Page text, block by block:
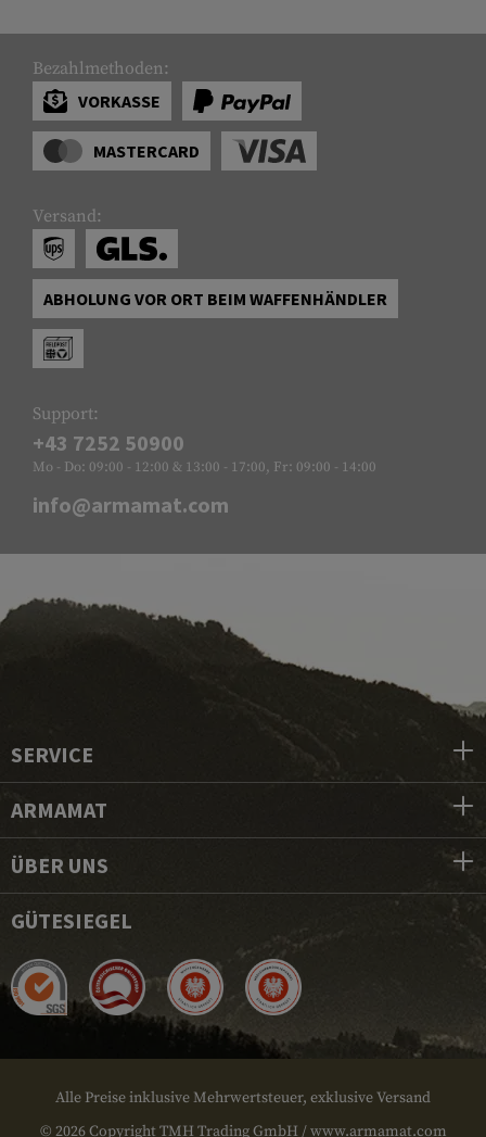
Bezahlmethoden:
VORKASSE
MASTERCARD
Versand:
ABHOLUNG VOR ORT BEIM WAFFENHÄNDLER
Support:
+43 7252 50900
Mo - Do: 09:00 - 12:00 & 13:00 - 17:00, Fr: 09:00 - 14:00
info@armamat.com
SERVICE
ARMAMAT
ÜBER UNS
GÜTESIEGEL
Alle Preise inklusive Mehrwertsteuer, exklusive Versand
© 2026 Copyright TMH Trading GmbH / www.armamat.com